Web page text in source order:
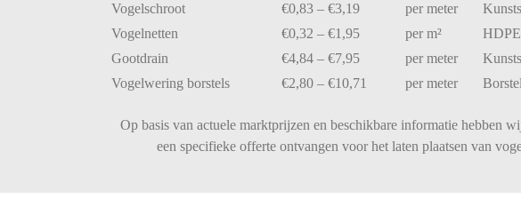
Vogelschroot
€0,83 – €3,19 per meter
Vogelnetten
€0,32 – €1,95 per m² HDPE
Gootdrain
€4,84 – €7,95 per meter
Vogelwering borstels €2,80 – €10,71 per meter
Op basis van actuele marktprijzen en beschikbare informatie hebben
een specifieke offerte ontvangen voor het laten plaatsen van